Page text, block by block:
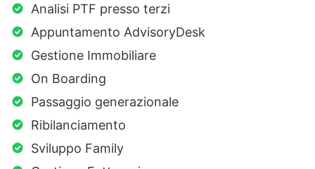
Analisi PTF presso terzi
Appuntamento AdvisoryDesk
Gestione Immobiliare
On Boarding
Passaggio generazionale
Ribilanciamento
Sviluppo Family